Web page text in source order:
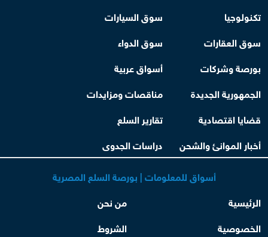
تكنولوجيا
سوق السيارات
سوق العقارات
سوق الدواء
بورصة وشركات
أسواق عربية
الجمهورية الجديدة
مناقصات ومزايدات
قضايا اقتصادية
تقارير السلع
أخبار الموانئ والشحن
دراسات الجدوى
أسواق للمعلومات | بورصة السلع المصرية
الرئيسية
من نحن
الخصوصية
الشروط